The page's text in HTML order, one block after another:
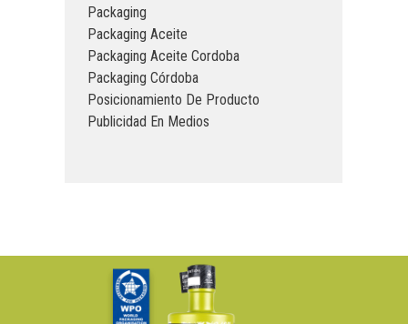
Packaging
Packaging Aceite
Packaging Aceite Cordoba
Packaging Córdoba
Posicionamiento De Producto
Publicidad En Medios